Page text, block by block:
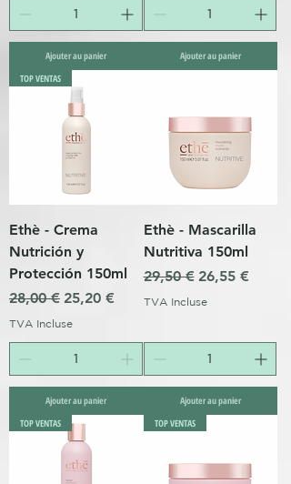
Ajouter au panier
Ajouter au panier
TOP VENTAS
Ethè - Crema
Nutrición y
Protección 150ml
Prix original
28,00 € Prix promotionnel
25,20 €
TVA Incluse
Ajouter au panier
Ethè - Mascarilla
Nutritiva 150ml
Prix original
29,50 € Prix
26,55 €
TVA Incluse
Ajouter au panier
TOP VENTAS
TOP VENTAS